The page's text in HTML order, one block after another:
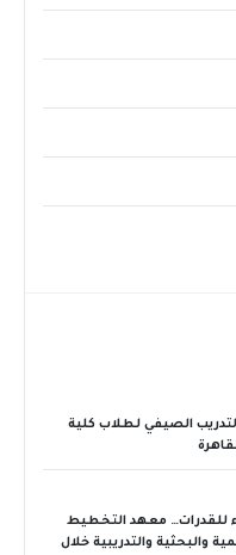
الصيفي لطلاب كلية
للقدرات… معهد التخطيط
والتدريبية خلال